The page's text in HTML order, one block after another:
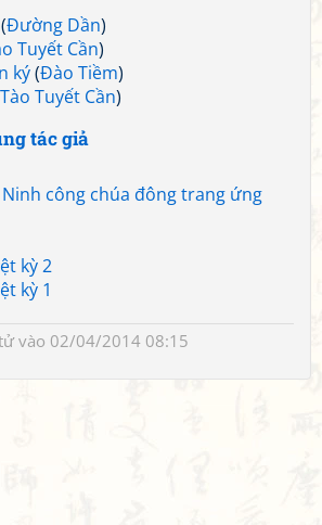
(Đường Dần)
Tuyết Cần)
ký(Đào Tiềm)
Tào Tuyết Cần)
tác giả
công chúa đông trang ứng
kỳ 2
kỳ 1
vào 02/04/2014 08:15